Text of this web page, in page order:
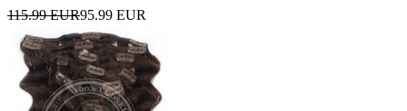
115.99 EUR95.99 EUR